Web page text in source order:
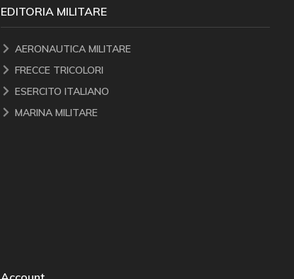
EDITORIA MILITARE
AERONAUTICA MILITARE
FRECCE TRICOLORI
ESERCITO ITALIANO
MARINA MILITARE